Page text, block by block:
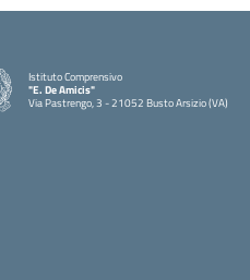
Istituto Comprensivo
"E. De Amicis"
Via Pastrengo, 3 - 21052 Busto Arsizio (VA)